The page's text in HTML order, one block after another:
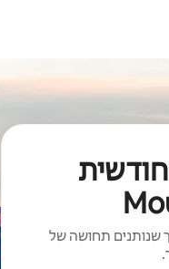
שנותנים תחושה של